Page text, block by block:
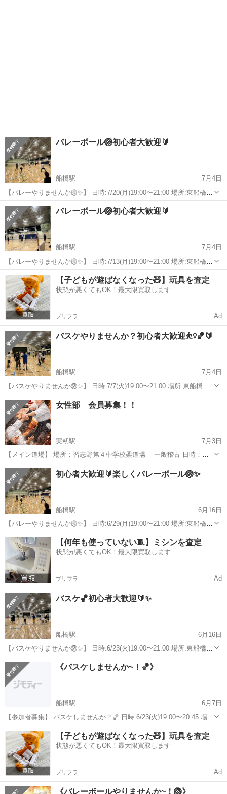
バレーボール🏐初心者大歓迎🔰
船橋駅
7月4日
【バレーやりませんか🏐✨】 日時:7/20(月)19:00〜21:00 場所:東船橋の
体育館(最寄駅は東船橋駅) ※30名限定先着順 経験者、未経験者の方大
歓迎です🏐 20〜30代メインで男女どちらもいます♩ "みんな...
千葉 船橋市 船橋駅 スポーツ バレー
バレーボール🏐初心者大歓迎🔰
船橋駅
7月4日
【バレーやりませんか🏐✨】 日時:7/13(月)19:00〜21:00 場所:東船橋の
体育館(最寄駅は東船橋駅) ※30名限定先着順 経験者、未経験者の方大
歓迎です🏐 20〜30代メインで男女どちらもいます♩ "みんな...
千葉 船橋市 船橋駅 スポーツ バレー
【子どもが遊ばなくなった🧸】玩具を査定
状態が悪くてもOK！最大限買取します
プリフラ Ad
バスケやりませんか？初心者大歓迎⛹️‍♀️🏀🔰
船橋駅
7月4日
【バスケやりませんか🏐✨】 日時:7/7(火)19:00〜21:00 場所:東船橋の
体育館(最寄駅は東船橋駅) 経験者、未経験者の方大歓迎です🏐 20〜30
代メインで男女どちらもいます♩ "みんなで楽しく"がモットーで...
千葉 船橋市 船橋駅 スポーツ
女性部 会員募集！！
実籾駅
7月3日
【メイン道場】 場所：習志野第４中学校柔道場 一般稽古 日時：水
曜日・土曜日 時間：ＰＭ７時〜ＰＭ９時 ＞＞＞＞＞＞＞＞＞＞＞
＞＞＞＞＞＞＞＞＞＞＞＞＞＞＞＞＞＞＞＞＞＞＞＞＞＞＞＞＞＞＞
＞ 【東部...
千葉 船橋市 実籾駅 スポーツ
初心者大歓迎🔰楽しくバレーボール🏐✨
船橋駅
6月16日
【バレーやりませんか🏐✨】 日時:6/29(月)19:00〜21:00 場所:東船橋の
体育館(最寄駅は東船橋駅) ※30名限定先着順 経験者、未経験者の方大
歓迎です🏐 20〜30代メインで男女どちらもいます♩ "みんな...
千葉 船橋市 船橋駅 スポーツ バレー
【何年も使っていない🧵】ミシンを査定
状態が悪くてもOK！最大限買取します
プリフラ Ad
バスケ🏀初心者大歓迎🔰✨
船橋駅
6月16日
【バスケやりませんか🏐✨】 日時:6/23(火)19:00〜21:00 場所:東船橋の
体育館(最寄駅は東船橋駅) 経験者、未経験者の方大歓迎です🏐 20〜30
代メインで男女どちらもいます♩ "みんなで楽しく"がモットー...
千葉 スポーツ バスケ
《バスケしませんか~！🏀》
船橋駅
6月7日
【参加者募集】 バスケしませんか？🏀 日時:6/23(火)19:00〜20:45 場
所:東船橋の体育館 参加費:500円(初参加の方は無料) 初心者も経験者も
混えてエンジョイでやります！👏 和気あいあいとした雰囲気でプレ...
千葉 船橋市 船橋駅 スポーツ バスケ
【子どもが遊ばなくなった🧸】玩具を査定
状態が悪くてもOK！最大限買取します
プリフラ Ad
《バレーボールやりませんか~！🏐》